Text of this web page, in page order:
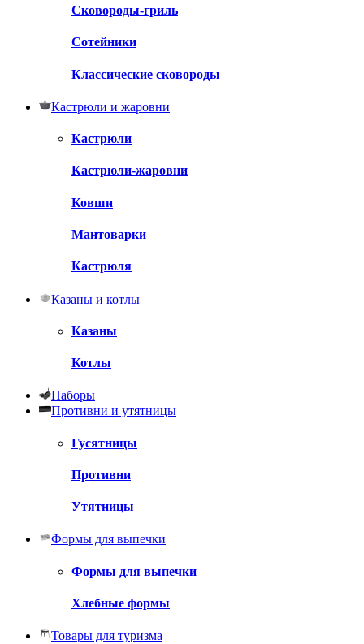
Сковороды-гриль
Сотейники
Классические сковороды
Кастрюли и жаровни
Кастрюли
Кастрюли-жаровни
Ковши
Мантоварки
Кастрюля
Казаны и котлы
Казаны
Котлы
Наборы
Противни и утятницы
Гусятницы
Противни
Утятницы
Формы для выпечки
Формы для выпечки
Хлебные формы
Товары для туризма